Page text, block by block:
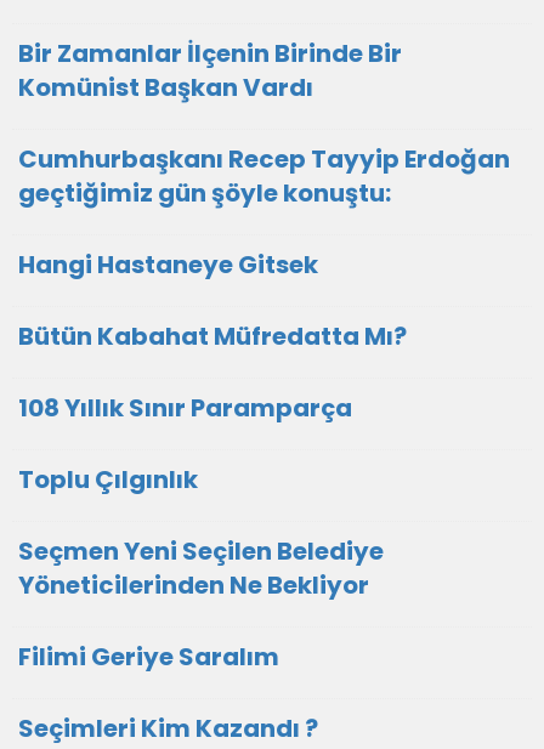
Bir Zamanlar İlçenin Birinde Bir
Komünist Başkan Vardı
Cumhurbaşkanı Recep Tayyip Erdoğan
geçtiğimiz gün şöyle konuştu:
Hangi Hastaneye Gitsek
Bütün Kabahat Müfredatta Mı?
108 Yıllık Sınır Paramparça
Toplu Çılgınlık
Seçmen Yeni Seçilen Belediye
Yöneticilerinden Ne Bekliyor
Filimi Geriye Saralım
Seçimleri Kim Kazandı ?